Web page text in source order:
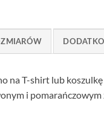
na T-shirt lub
i